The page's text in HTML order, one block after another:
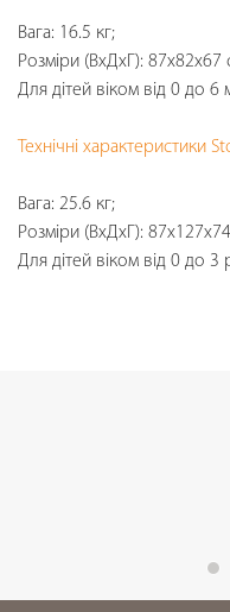
Вага: 16.5 кг;
Розміри (ВхДхГ): 87х82х67
Для дітей віком від 0 до 6
Технічні характеристики
Вага: 25.6 кг;
Розміри (ВхДхГ):
Для дітей віком від 0 до 3